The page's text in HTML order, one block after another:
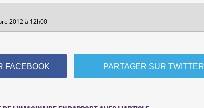
2012 à 12h00
FACEBOOK PARTAGER SUR TWITTER